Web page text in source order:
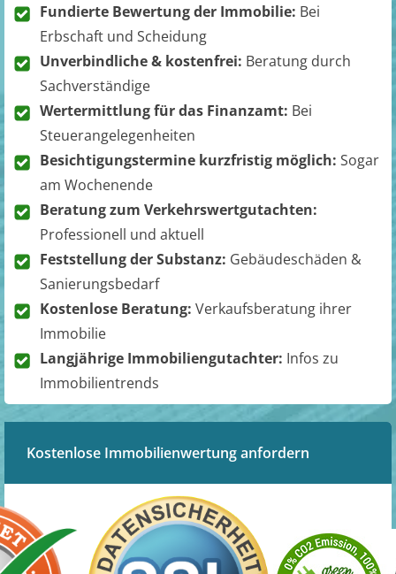
Fundierte Bewertung der Immobilie: Bei
Erbschaft und Scheidung
Unverbindliche & kostenfrei: Beratung durch
Sachverständige
Wertermittlung für das Finanzamt: Bei
Steuerangelegenheiten
Besichtigungstermine kurzfristig möglich: Sogar
am Wochenende
Beratung zum Verkehrswertgutachten:
Professionell und aktuell
Feststellung der Substanz: Gebäudeschäden &
Sanierungsbedarf
Kostenlose Beratung: Verkaufsberatung ihrer
Immobilie
Langjährige Immobiliengutachter: Infos zu
Immobilientrends
Kostenlose Immobilienwertung anfordern